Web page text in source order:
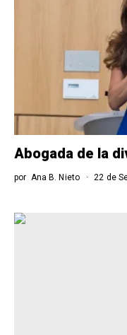
Abogada de la
por Ana B. Nieto 22 de